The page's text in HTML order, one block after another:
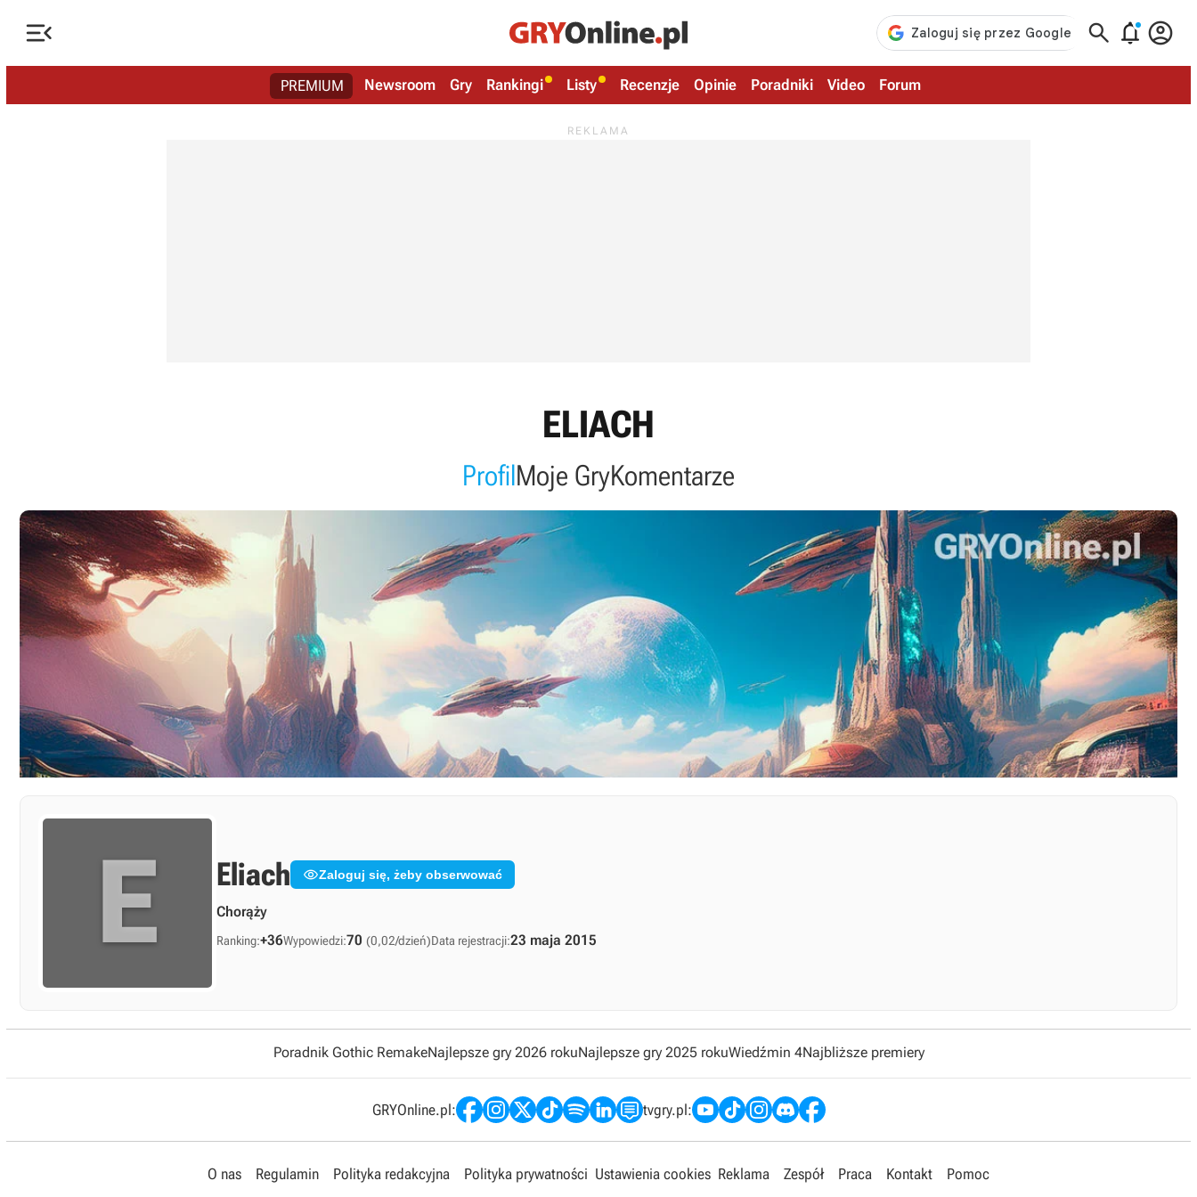
   
PREMIUM Newsroom Gry Rankingi Listy Recenzje Opinie Poradniki Video Forum
ELIACH
ProfilMoje GryKomentarze
E Eliach Zaloguj się, żeby obserwować
Chorąży
Ranking:+36Wypowiedzi:70 (0,02/dzień)Data rejestracji:23 maja 2015
Poradnik Gothic RemakeNajlepsze gry 2026 rokuNajlepsze gry 2025 rokuWiedźmin 4Najbliższe premiery
GRYOnline.pl: tvgry.pl:
O nas Regulamin Polityka redakcyjna Polityka prywatności Ustawienia cookies Reklama Zespół Praca Kontakt Pomoc